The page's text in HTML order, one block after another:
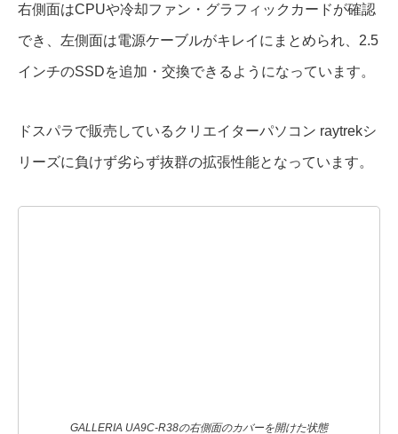
右側面はCPUや冷却ファン・グラフィックカードが確認
でき、左側面は電源ケーブルがキレイにまとめられ、2.5
インチのSSDを追加・交換できるようになっています。
ドスパラで販売しているクリエイターパソコン raytrekシ
リーズに負けず劣らず抜群の拡張性能となっています。
GALLERIA UA9C-R38の右側面のカバーを開けた状態